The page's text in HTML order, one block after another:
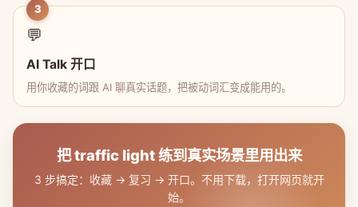
3
💬
AI Talk 开口
用你收藏的词跟 AI 聊真实话题，把被动词汇变成能用的。
把 traffic light 练到真实场景里用出来
3 步搞定：收藏 → 复习 → 开口。不用下载，打开网页就开
始。